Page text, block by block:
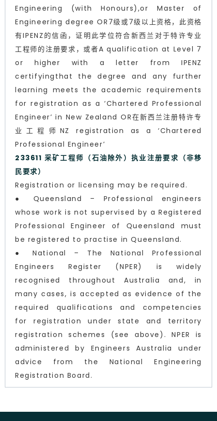
Engineering (with Honours),or Master of
Engineering degree OR7级或7级以上资格，此资格
有IPENZ的信函，证明此学位符合新西兰对于特许专业
工程师的注册要求，或者A qualification at Level 7
or higher with a letter from IPENZ
certifyingthat the degree and any further
learning meets the academic requirements
for registration as a ‘Chartered Professional
Engineer’ in New Zealand OR在新西兰注册特许专
业工程师NZ registration as a ‘Chartered
Professional Engineer’
233611 采矿工程师（石油除外）执业注册要求（非移
民要求）
Registration or licensing may be required.
● Queensland – Professional engineers
whose work is not supervised by a Registered
Professional Engineer of Queensland must
be registered to practise in Queensland.
● National – The National Professional
Engineers Register (NPER) is widely
recognised throughout Australia and, in
many cases, is accepted as evidence of the
required qualifications and competencies
for registration under state and territory
registration schemes (see above). NPER is
administered by Engineers Australia under
advice from the National Engineering
Registration Board.